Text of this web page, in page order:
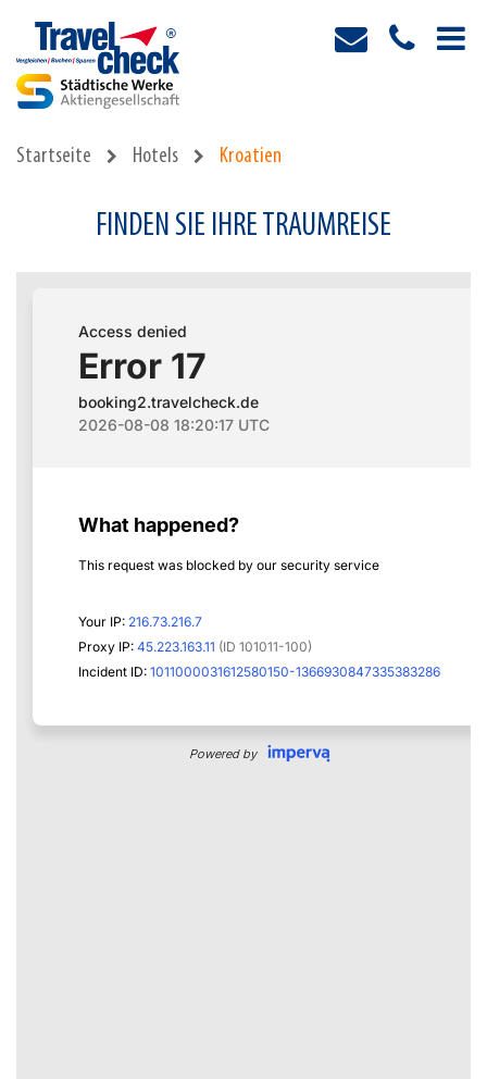
Startseite Hotels Kroatien
FINDEN SIE IHRE TRAUMREISE